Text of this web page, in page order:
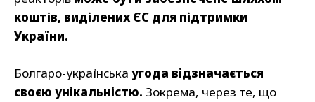
коштів, виділених ЄС для підтримки
України.
Болгаро-українська угода відзначається
своєю унікальністю. Зокрема, через те, що